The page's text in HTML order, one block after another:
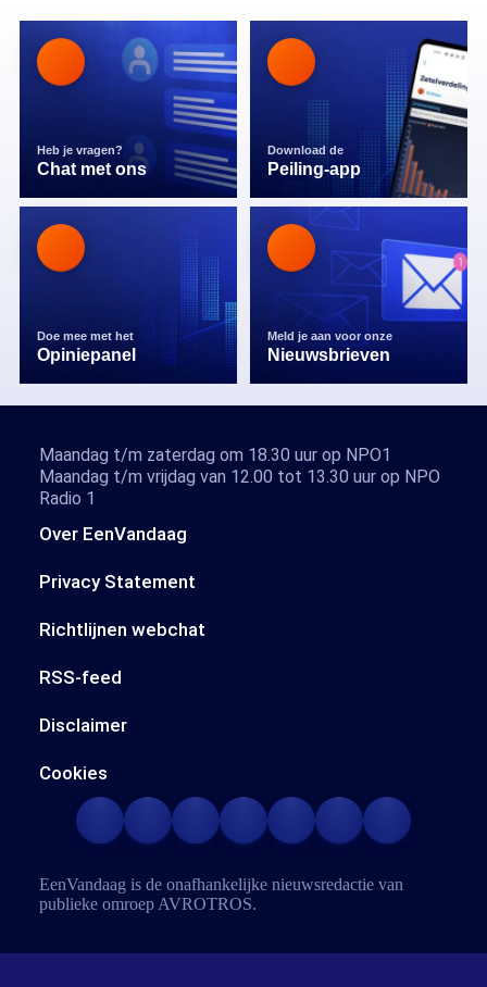
Heb je vragen?
Chat met ons
Download de
Peiling-app
Doe mee met het
Opiniepanel
Meld je aan voor onze
Nieuwsbrieven
Over EenVandaag
Privacy Statement
Richtlijnen webchat
RSS-feed
Disclaimer
Cookies
Maandag t/m zaterdag om 18.30 uur op NPO1
Maandag t/m vrijdag van 12.00 tot 13.30 uur op NPO
Radio 1
EenVandaag is de onafhankelijke nieuwsredactie van
publieke omroep AVROTROS.